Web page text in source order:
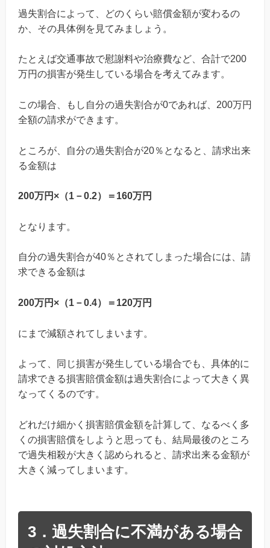
過失割合によって、どのくらい賠償金額が変わるの
か、その具体例を見てみましょう。
たとえば交通事故で慰謝料や治療費など、合計で200
万円の損害が発生している場合を考えてみます。
この場合、もし自分の過失割合が0であれば、200万円
全額の請求ができます。
ところが、自分の過失割合が20％となると、請求出来
る金額は
200万円×（1－0.2）＝160万円
となります。
自分の過失割合が40％とされてしまった場合には、請
求できる金額は
200万円×（1－0.4）＝120万円
にまで減額されてしまいます。
よって、同じ損害が発生している場合でも、具体的に
請求できる損害賠償金額は過失割合によって大きく異
なってくるのです。
どれだけ細かく損害賠償金額を計算して、なるべく多
くの損害賠償をしようと思っても、結局最後のところ
で過失相殺が大きく認められると、請求出来る金額が
大きく減ってしまいます。
3．過失割合に不満がある場合